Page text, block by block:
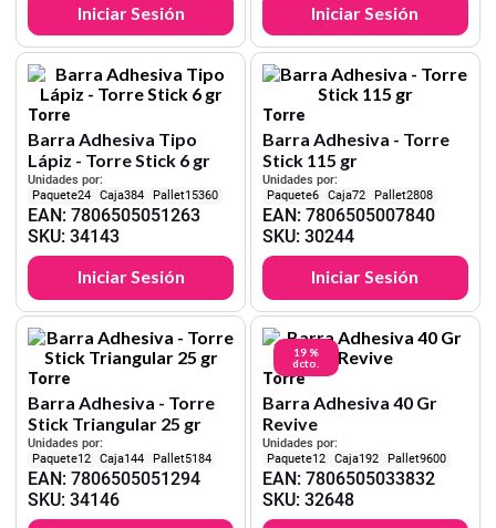
Iniciar Sesión
Iniciar Sesión
Torre
Barra Adhesiva Tipo
Lápiz - Torre Stick 6 gr
Unidades por:
24
384 15360
EAN:7806505051263
SKU:34143
Iniciar Sesión
Torre
Barra Adhesiva - Torre
Stick 115 gr
Unidades por:
6
72 2808
EAN: 7806505007840
SKU: 30244
Iniciar Sesión
Torre
Barra Adhesiva - Torre
Stick Triangular 25 gr
Unidades por:
12
144 5184
EAN:7806505051294
SKU:34146
19 %
dcto.
Torre
Barra Adhesiva 40 Gr
Revive
Unidades por:
12
192 9600
EAN: 7806505033832
SKU: 32648